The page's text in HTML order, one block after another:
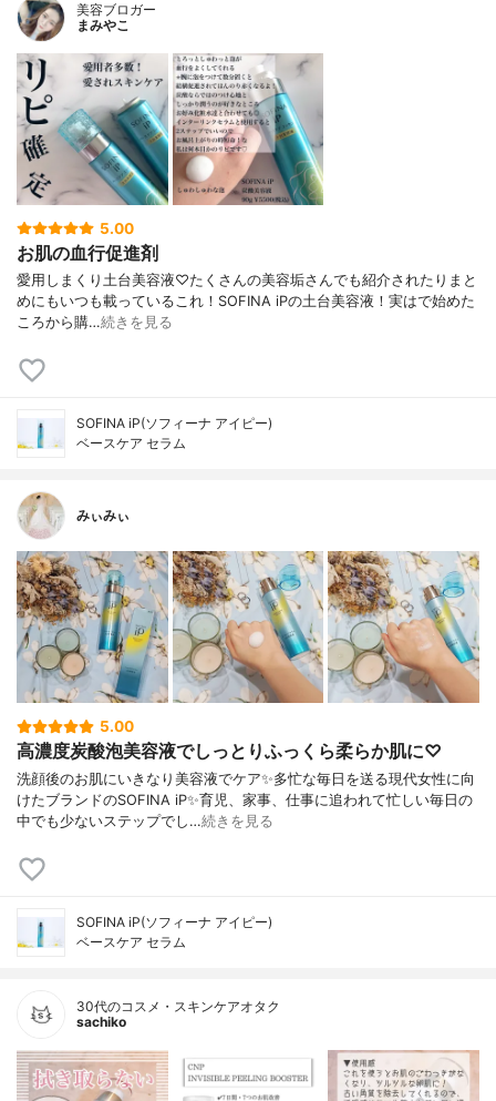
美容ブロガー
まみやこ
5.00
お肌の血行促進剤
愛用しまくり土台美容液♡ たくさんの美容垢さんでも紹介されたり まと
めにもいつも載っているこれ！ SOFINA iPの土台美容液！ 実はで始めた
ころから購…続きを見る
SOFINA iP(ソフィーナ アイピー)
ベースケア セラム
みぃみぃ
5.00
高濃度炭酸泡美容液でしっとりふっくら柔らか肌に♡
洗顔後のお肌にいきなり美容液でケア✨多忙な毎日を送る現代女性に向
けたブランドのSOFINA iP✨育児、家事、仕事に追われて忙しい毎日の
中でも少ないステップでし…続きを見る
SOFINA iP(ソフィーナ アイピー)
ベースケア セラム
30代のコスメ・スキンケアオタク
sachiko